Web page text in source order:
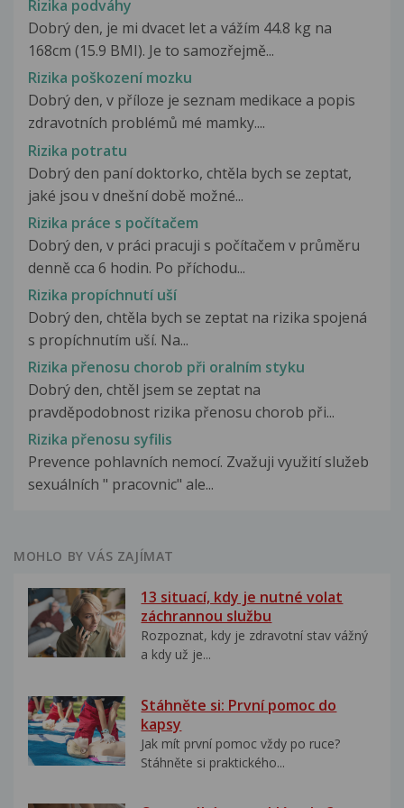
Rizika podváhy
Dobrý den, je mi dvacet let a vážím 44.8 kg na
168cm (15.9 BMI). Je to samozřejmě...
Rizika poškození mozku
Dobrý den, v příloze je seznam medikace a popis
zdravotních problémů mé mamky....
Rizika potratu
Dobrý den paní doktorko, chtěla bych se zeptat,
jaké jsou v dnešní době možné...
Rizika práce s počítačem
Dobrý den, v práci pracuji s počítačem v průměru
denně cca 6 hodin. Po příchodu...
Rizika propíchnutí uší
Dobrý den, chtěla bych se zeptat na rizika spojená
s propíchnutím uší. Na...
Rizika přenosu chorob při oralním styku
Dobrý den, chtěl jsem se zeptat na
pravděpodobnost rizika přenosu chorob při...
Rizika přenosu syfilis
Prevence pohlavních nemocí. Zvažuji využití služeb
sexuálních " pracovnic" ale...
MOHLO BY VÁS ZAJÍMAT
13 situací, kdy je nutné volat
záchrannou službu
Rozpoznat, kdy je zdravotní stav vážný
a kdy už je...
Stáhněte si: První pomoc do
kapsy
Jak mít první pomoc vždy po ruce?
Stáhněte si praktického...